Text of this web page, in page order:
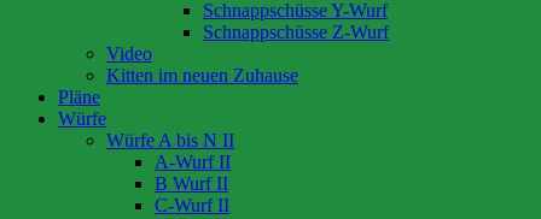
Schnappschüsse Y-Wurf
Schnappschüsse Z-Wurf
Video
Kitten im neuen Zuhause
Pläne
Würfe
Würfe A bis N II
A-Wurf II
B Wurf II
C-Wurf II